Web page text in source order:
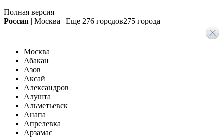
Полная версия
Россия | Москва | Еще 276 городов275 города
Москва
Абакан
Азов
Аксай
Александров
Алушта
Альметьевск
Анапа
Апрелевка
Арзамас